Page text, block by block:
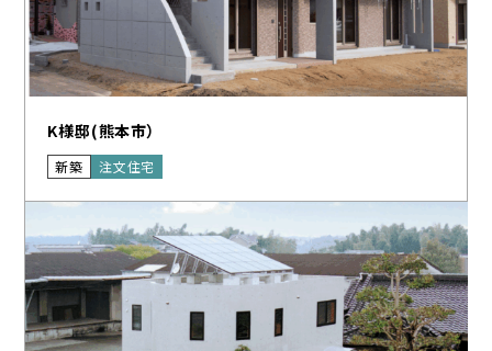
K様邸(熊本市）
新築 注文住宅